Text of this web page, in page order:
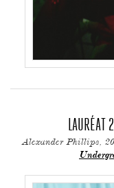
LAURÉAT
Alexander Phillips,